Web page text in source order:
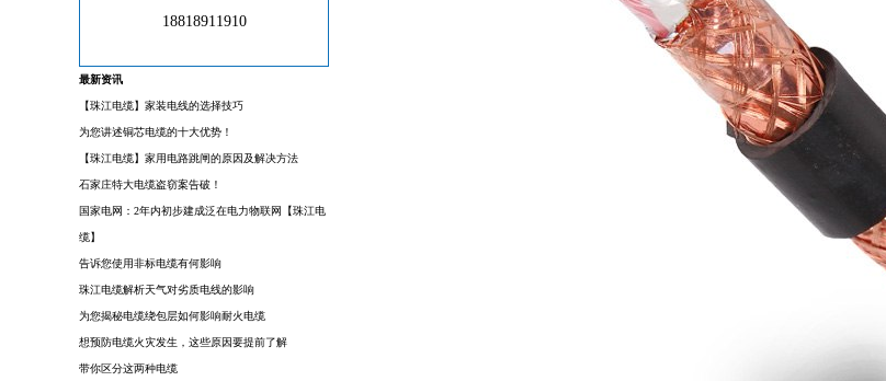
18818911910
最新资讯
【珠江电缆】家装电线的选择技巧
为您讲述铜芯电缆的十大优势！
【珠江电缆】家用电路跳闸的原因及解决方法
石家庄特大电缆盗窃案告破！
国家电网：2年内初步建成泛在电力物联网【珠江电
缆】
告诉您使用非标电缆有何影响
珠江电缆解析天气对劣质电线的影响
为您揭秘电缆绕包层如何影响耐火电缆
想预防电缆火灾发生，这些原因要提前了解
带你区分这两种电缆